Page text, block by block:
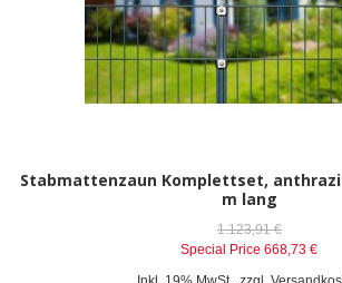
Stabmattenzaun Komplettset,
m lang
1.123,91 €
Special Price 668,73 €